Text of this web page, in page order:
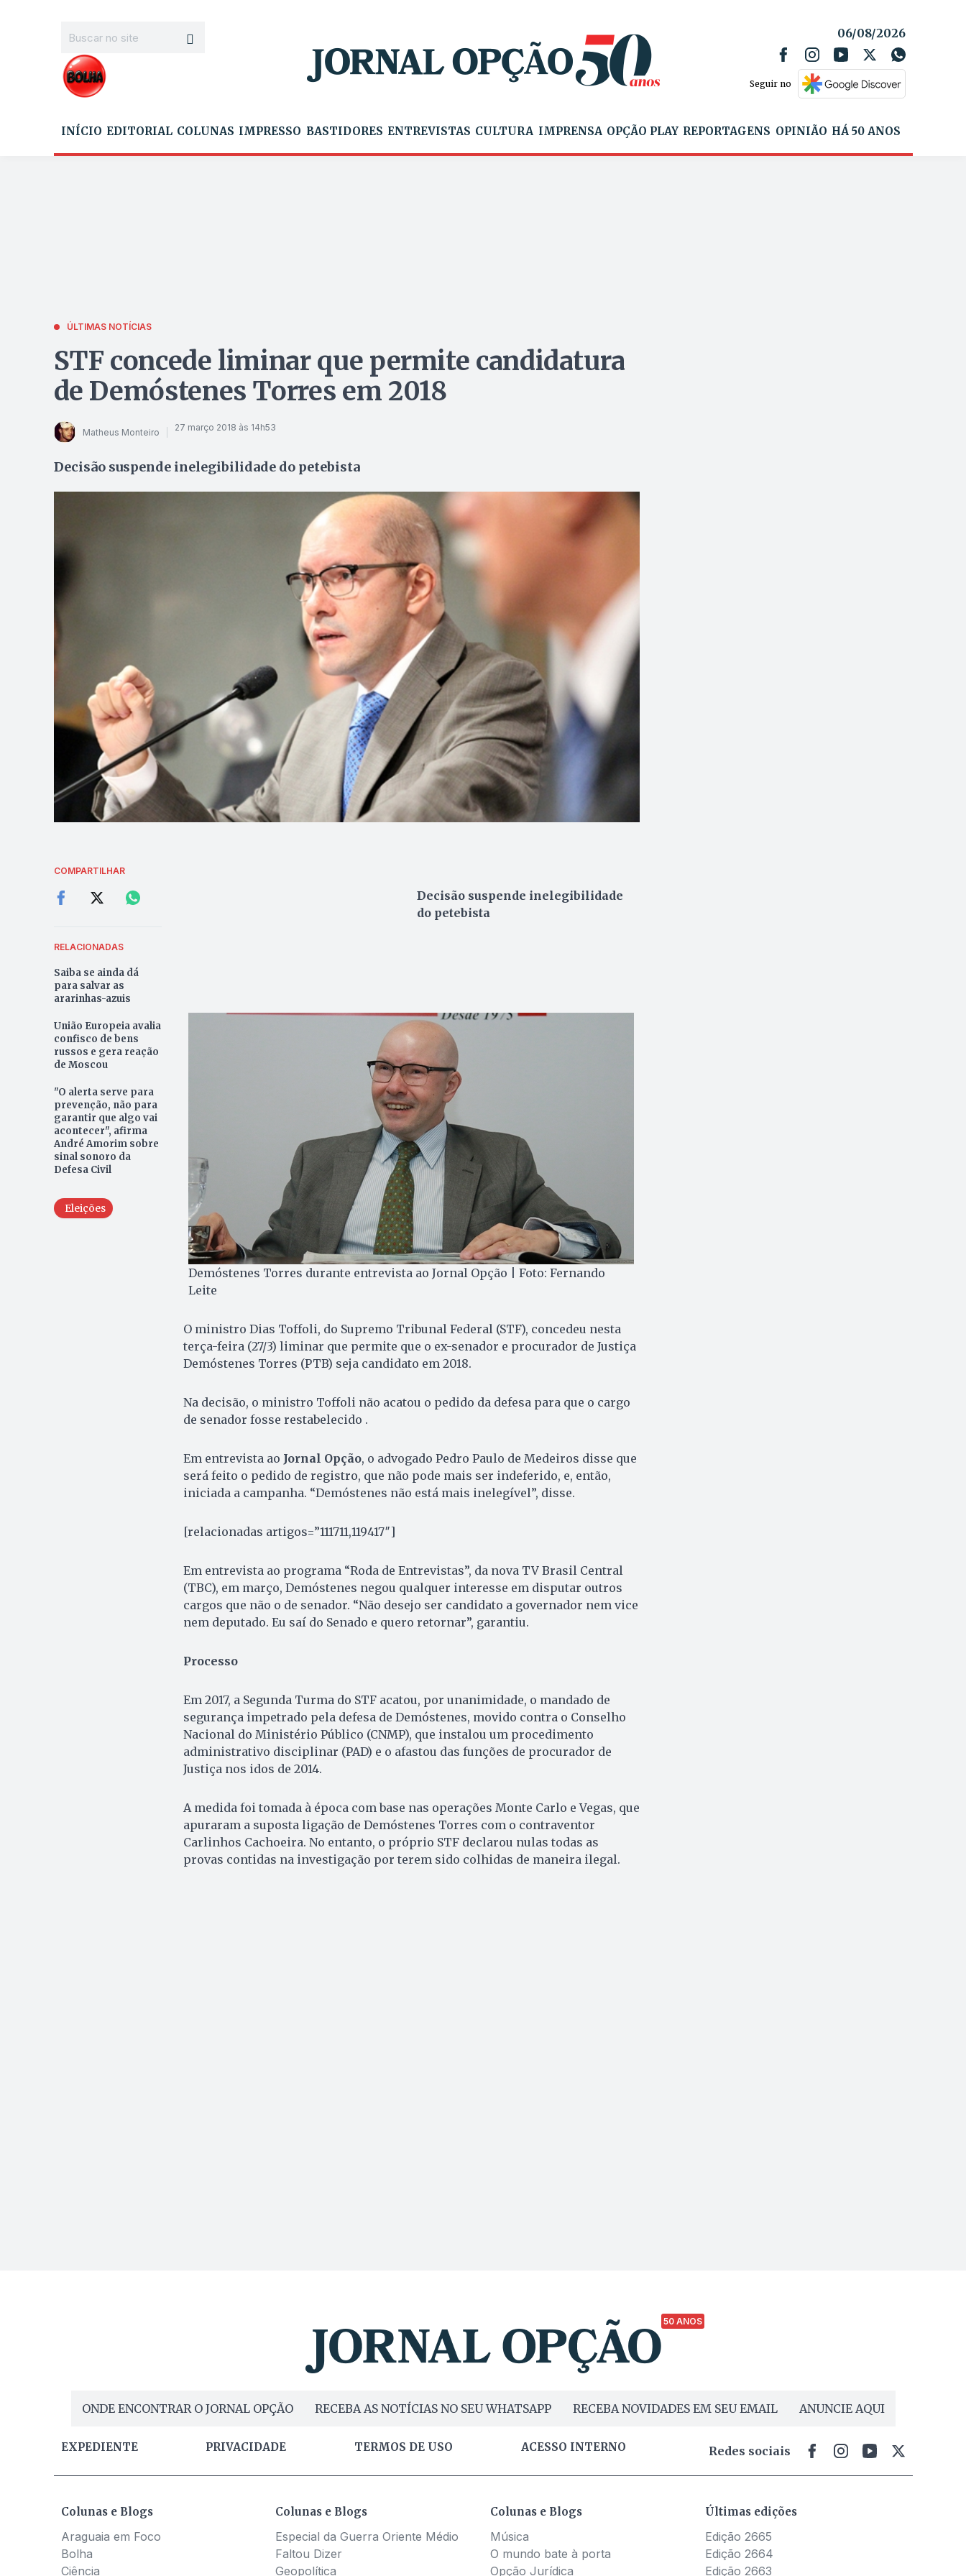
06/08/2026
Seguir no
INÍCIO EDITORIAL COLUNAS IMPRESSO BASTIDORES ENTREVISTAS CULTURA IMPRENSA OPÇÃO PLAY REPORTAGENS OPINIÃO HÁ 50 ANOS
ÚLTIMAS NOTÍCIAS
STF concede liminar que permite candidatura
de Demóstenes Torres em 2018
Matheus Monteiro 27 março 2018 às 14h53
Decisão suspende inelegibilidade do petebista
COMPARTILHAR
RELACIONADAS
Saiba se ainda dá
para salvar as
ararinhas-azuis
União Europeia avalia
confisco de bens
russos e gera reação
de Moscou
"O alerta serve para
prevenção, não para
garantir que algo vai
acontecer", afirma
André Amorim sobre
sinal sonoro da
Defesa Civil
Eleições
Decisão suspende inelegibilidade
do petebista
Demóstenes Torres durante entrevista ao Jornal Opção | Foto: Fernando
Leite
O ministro Dias Toffoli, do Supremo Tribunal Federal (STF), concedeu nesta
terça-feira (27/3) liminar que permite que o ex-senador e procurador de Justiça
Demóstenes Torres (PTB) seja candidato em 2018.
Na decisão, o ministro Toffoli não acatou o pedido da defesa para que o cargo
de senador fosse restabelecido .
Em entrevista ao Jornal Opção, o advogado Pedro Paulo de Medeiros disse que
será feito o pedido de registro, que não pode mais ser indeferido, e, então,
iniciada a campanha. “Demóstenes não está mais inelegível”, disse.
[relacionadas artigos=”111711,119417″]
Em entrevista ao programa “Roda de Entrevistas”, da nova TV Brasil Central
(TBC), em março, Demóstenes negou qualquer interesse em disputar outros
cargos que não o de senador. “Não desejo ser candidato a governador nem vice
nem deputado. Eu saí do Senado e quero retornar”, garantiu.
Processo
Em 2017, a Segunda Turma do STF acatou, por unanimidade, o mandado de
segurança impetrado pela defesa de Demóstenes, movido contra o Conselho
Nacional do Ministério Público (CNMP), que instalou um procedimento
administrativo disciplinar (PAD) e o afastou das funções de procurador de
Justiça nos idos de 2014.
A medida foi tomada à época com base nas operações Monte Carlo e Vegas, que
apuraram a suposta ligação de Demóstenes Torres com o contraventor
Carlinhos Cachoeira. No entanto, o próprio STF declarou nulas todas as
provas contidas na investigação por terem sido colhidas de maneira ilegal.
50 ANOS
ONDE ENCONTRAR O JORNAL OPÇÃO RECEBA AS NOTÍCIAS NO SEU WHATSAPP RECEBA NOVIDADES EM SEU EMAIL ANUNCIE AQUI
EXPEDIENTE PRIVACIDADE TERMOS DE USO ACESSO INTERNO Redes sociais
Colunas e Blogs
Araguaia em Foco
Bolha
Ciência
Colunas e Blogs
Especial da Guerra Oriente Médio
Faltou Dizer
Geopolítica
Colunas e Blogs
Música
O mundo bate à porta
Opção Jurídica
Últimas edições
Edição 2665
Edição 2664
Edição 2663